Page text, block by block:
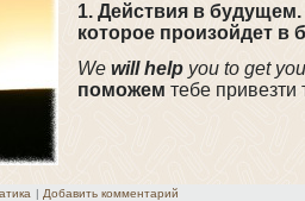
1. Действия в
которое произойдет в
We will help you to get
поможем тебе
| Добавить комментарий